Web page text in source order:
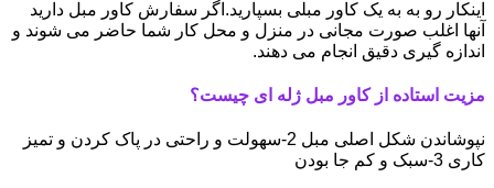
اینکار رو به به یک کاور مبلی بسپارید.اگر سفارش کاور مبل دارید
آنها اغلب صورت مجانی در منزل و محل کار شما حاضر می شوند و
اندازه گیری دقیق انجام می دهند.
مزیت استاده از کاور مبل ژله ای چیست؟
نپوشاندن شکل اصلی مبل 2-سهولت و راحتی در پاک کردن و تمیز
کاری 3-سبک و کم جا بودن